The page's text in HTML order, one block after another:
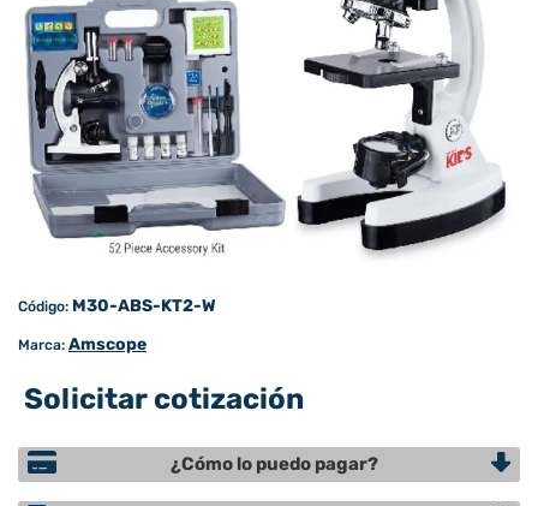
Código: M30-ABS-KT2-W
Marca: Amscope
Solicitar cotización
¿Cómo lo puedo pagar?